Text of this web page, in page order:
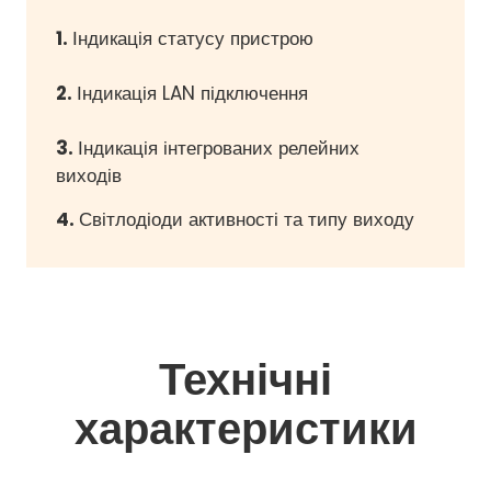
1. Індикація статусу пристрою
2. Індикація LAN підключення
3. Індикація інтегрованих релейних
виходів
4. Світлодіоди активності та типу виходу
Технічні
характеристики